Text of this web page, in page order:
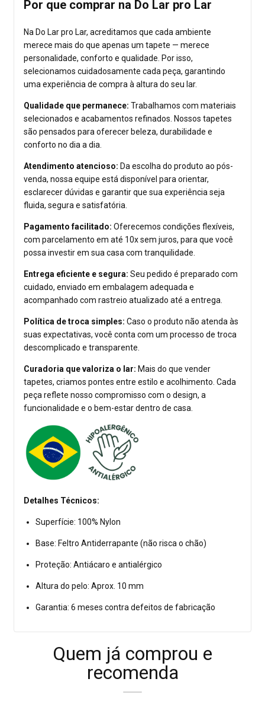
Por que comprar na Do Lar pro Lar
Na Do Lar pro Lar, acreditamos que cada ambiente
merece mais do que apenas um tapete — merece
personalidade, conforto e qualidade. Por isso,
selecionamos cuidadosamente cada peça, garantindo
uma experiência de compra à altura do seu lar.
Qualidade que permanece: Trabalhamos com materiais
selecionados e acabamentos refinados. Nossos tapetes
são pensados para oferecer beleza, durabilidade e
conforto no dia a dia.
Atendimento atencioso: Da escolha do produto ao pós-
venda, nossa equipe está disponível para orientar,
esclarecer dúvidas e garantir que sua experiência seja
fluida, segura e satisfatória.
Pagamento facilitado: Oferecemos condições flexíveis,
com parcelamento em até 10x sem juros, para que você
possa investir em sua casa com tranquilidade.
Entrega eficiente e segura: Seu pedido é preparado com
cuidado, enviado em embalagem adequada e
acompanhado com rastreio atualizado até a entrega.
Política de troca simples: Caso o produto não atenda às
suas expectativas, você conta com um processo de troca
descomplicado e transparente.
Curadoria que valoriza o lar: Mais do que vender
tapetes, criamos pontes entre estilo e acolhimento. Cada
peça reflete nosso compromisso com o design, a
funcionalidade e o bem-estar dentro de casa.
Detalhes Técnicos:
Superfície: 100% Nylon
Base: Feltro Antiderrapante (não risca o chão)
Proteção: Antiácaro e antialérgico
Altura do pelo: Aprox. 10 mm
Garantia: 6 meses contra defeitos de fabricação
Quem já comprou e
recomenda